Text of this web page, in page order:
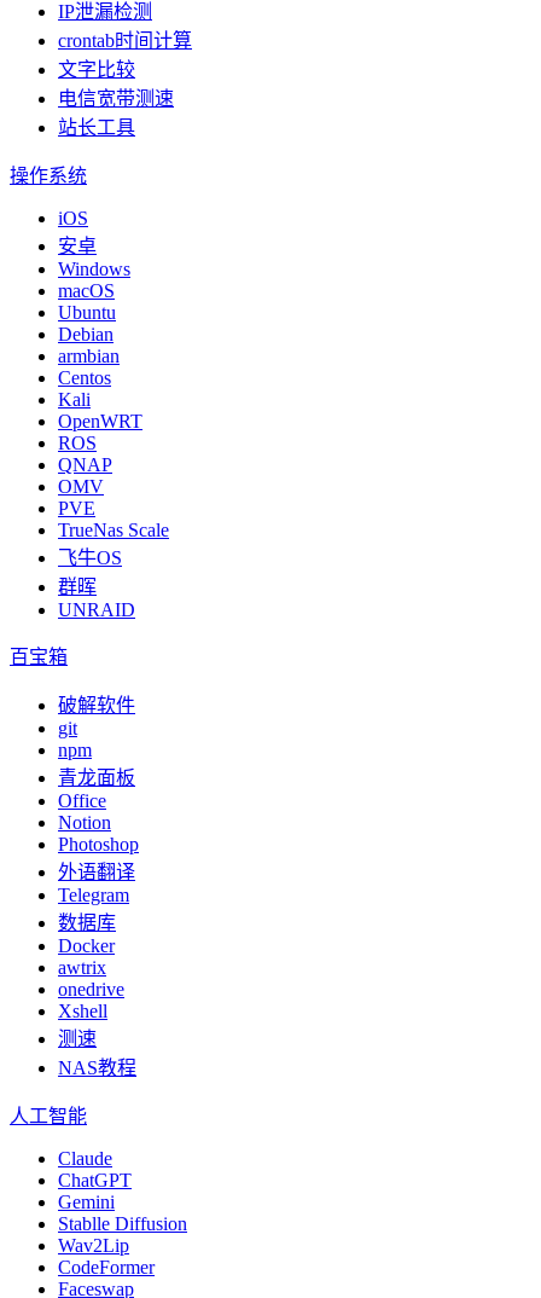
IP泄漏检测
crontab时间计算
文字比较
电信宽带测速
站长工具
操作系统
iOS
安卓
Windows
macOS
Ubuntu
Debian
armbian
Centos
Kali
OpenWRT
ROS
QNAP
OMV
PVE
TrueNas Scale
飞牛OS
群晖
UNRAID
百宝箱
破解软件
git
npm
青龙面板
Office
Notion
Photoshop
外语翻译
Telegram
数据库
Docker
awtrix
onedrive
Xshell
测速
NAS教程
人工智能
Claude
ChatGPT
Gemini
Stablle Diffusion
Wav2Lip
CodeFormer
Faceswap